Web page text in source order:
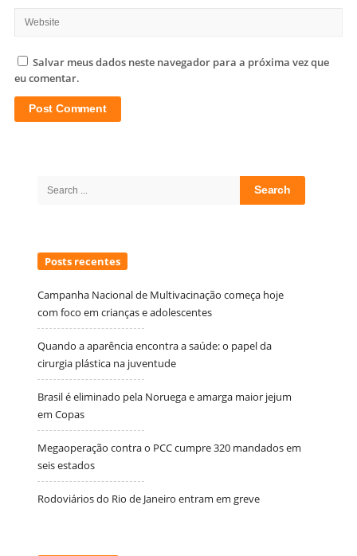
Salvar meus dados neste navegador para a próxima vez que
eu comentar.
Search
Posts recentes
Campanha Nacional de Multivacinação começa hoje
com foco em crianças e adolescentes
Quando a aparência encontra a saúde: o papel da
cirurgia plástica na juventude
Brasil é eliminado pela Noruega e amarga maior jejum
em Copas
Megaoperação contra o PCC cumpre 320 mandados em
seis estados
Rodoviários do Rio de Janeiro entram em greve